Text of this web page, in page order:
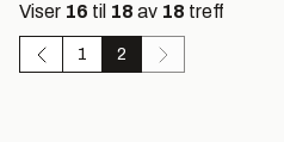
Viser 16 til 18 av 18 treff
1 2